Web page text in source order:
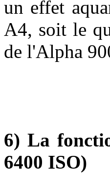
un effet
A4, soit le
de l'Alpha
6) La
6400 ISO)